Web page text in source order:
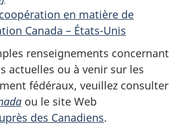
en matière de
Canada – États-Unis
renseignements concernant
actuelles ou à venir sur les
fédéraux, veuillez consulter
ou le site Web
des Canadiens.